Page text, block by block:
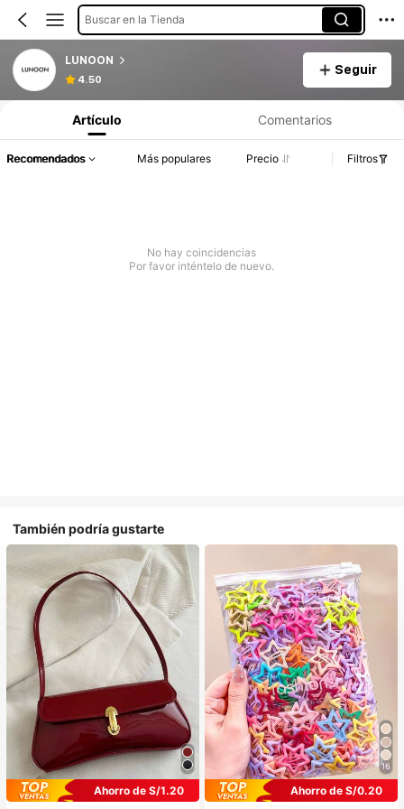
Buscar en la Tienda
LUNOON
4.50
Seguir
Artículo Comentarios
Recomendados Más populares Precio Filtros
No hay coincidencias
Por favor inténtelo de nuevo.
También podría gustarte
Ahorro de S/1.20
16
Ahorro de S/0.20